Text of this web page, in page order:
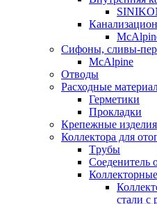
Сифоны, сливы-
McAlpine
Отводы
Расходные
Герметики
Прокладки
Крепежные изделия
Коллектора для
Tрубы
Соеденитель
стали с